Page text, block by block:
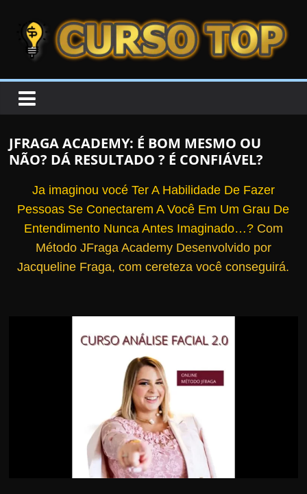
CURSOTOP
s
e
l
JFRAGA ACADEMY: É BOM MESMO OU
NÃO? DÁ RESULTADO ? É CONFIÁVEL?
Ja imaginou vocé Ter A Habilidade De Fazer
Pessoas Se Conectarem A Você Em Um Grau De
Entendimento Nunca Antes Imaginado…? Com
Método JFraga Academy Desenvolvido por
Jacqueline Fraga, com cereteza você conseguirá.